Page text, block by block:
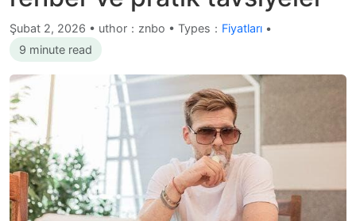
Şubat 2, 2026 • uthor：znbo • Types： Fiyatları •
9 minute read